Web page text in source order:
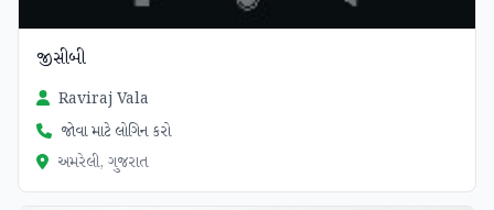
જીસીબી
Raviraj Vala
જોવા માટે લોગિન કરો
અમરેલી, ગુજરાત